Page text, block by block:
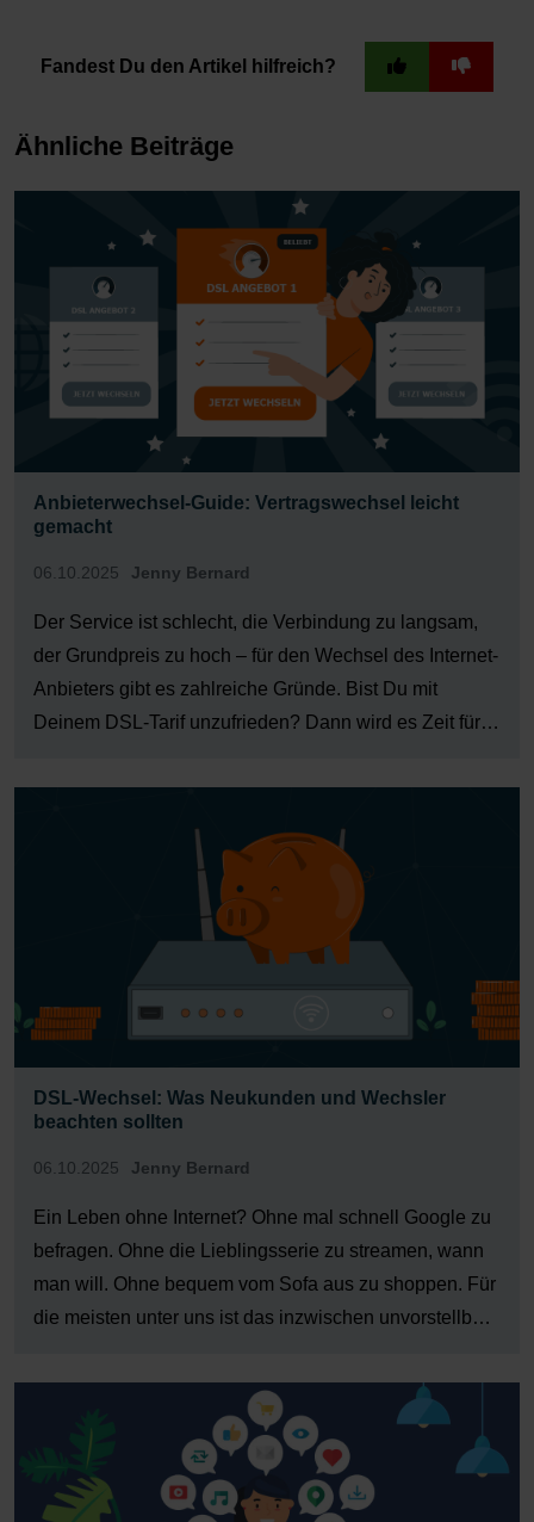
Fandest Du den Artikel hilfreich?
Ähnliche Beiträge
Anbieterwechsel-Guide: Vertragswechsel leicht
gemacht
06.10.2025 Jenny Bernard
Der Service ist schlecht, die Verbindung zu langsam,
der Grundpreis zu hoch – für den Wechsel des Internet-
Anbieters gibt es zahlreiche Gründe. Bist Du mit
Deinem DSL-Tarif unzufrieden? Dann wird es Zeit für
man sich nach Alternativen umsieht? Anbieter
DSL-Wechsel: Was Neukunden und Wechsler
beachten sollten
06.10.2025 Jenny Bernard
Ein Leben ohne Internet? Ohne mal schnell Google zu
befragen. Ohne die Lieblingsserie zu streamen, wann
man will. Ohne bequem vom Sofa aus zu shoppen. Für
die meisten unter uns ist das inzwischen unvorstellbar.
Internet-Anschluss. Schnell und stabil soll die